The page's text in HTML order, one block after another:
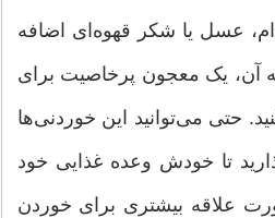
عسل یا شکر قهوه‌ای اضافه
آن، یک معجون پرخاصیت برای
حتی می‌توانید این خوردنی‌ها
تا خودش وعده غذایی خود
علاقه بیشتری برای خوردن